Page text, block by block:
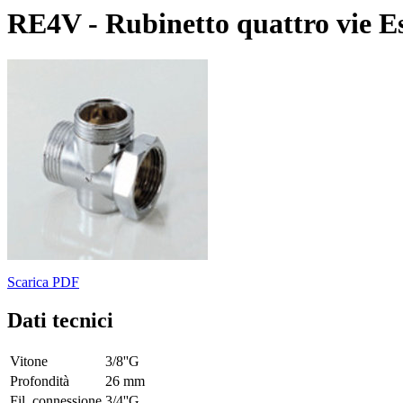
RE4V - Rubinetto quattro vie
Scarica PDF
Dati tecnici
Vitone
3/8''G
Profondità
26 mm